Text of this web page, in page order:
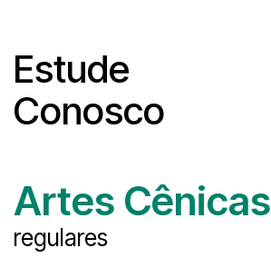
Estude
Conosco
Artes Cênicas
regulares